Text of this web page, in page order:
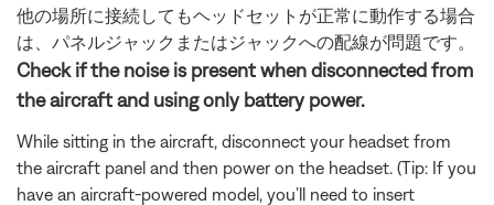
他の場所に接続してもヘッドセットが正常に動作する場合
は、パネルジャックまたはジャックへの配線が問題です。
Check if the noise is present when disconnected from
the aircraft and using only battery power.
While sitting in the aircraft, disconnect your headset from
the aircraft panel and then power on the headset. (Tip: If you
have an aircraft-powered model, you’ll need to insert